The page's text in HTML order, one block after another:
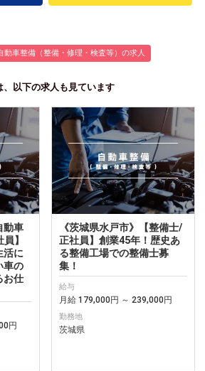
動車整備（整備・修理・検査等）の求人
以下の求人も見ています
動車
】
に
車の
お仕
円
《茨城県水戸市》【整備士/
正社員】創業45年！歴史あ
る整備工場での整備士募
集！
給与
月給 179,000円 ～ 239,000円
勤務地
茨城県